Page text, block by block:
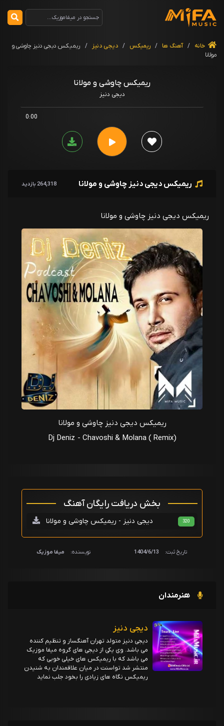
خانه / آهنگ ها / ریمیکس / دیجی دنیز /
ریمیکس دیجی دنیز چاوشی و
مولانا
ریمیکس چاوشی و مولانا
دیجی دنیز
0:00
ریمیکس دیجی دنیز چاوشی و مولانا 264,318 بازدید
ریمیکس دیجی دنیز چاوشی و مولانا
ریمیکس دیجی دنیز چاوشی و مولانا
Dj Deniz - Chavoshi & Molana ( Remix)
بخش دریافت رایگان آهنگ
دیجی دنیز - ریمیکس چاوشی و مولانا 320
تاریخ ثبت: 1404/6/13 نویسنده: میفا موزیک
هنرمندان
دیجی دنیز
دیجی دنیز متولد تهران آهنگساز و تنظیم کننده
می باشد. وی یکی از دیجی های گروه میفا موزیک
می باشد که با ریمیکس های خیلی خوبی که
منتشر شد تواسنت در میان علاقمندان به شنیدن
ریمیکس نگاه های زیادی را بخود جلب نماید